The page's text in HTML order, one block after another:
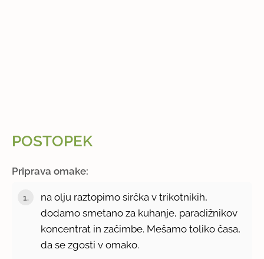
POSTOPEK
Priprava omake:
na olju raztopimo sirčka v trikotnikih,
dodamo smetano za kuhanje, paradižnikov
koncentrat in začimbe. Mešamo toliko časa,
da se zgosti v omako.